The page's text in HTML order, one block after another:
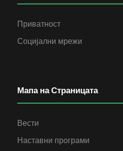
Приватност
Социјални мрежи
Мапа на Страницата
Вести
Наставни програми